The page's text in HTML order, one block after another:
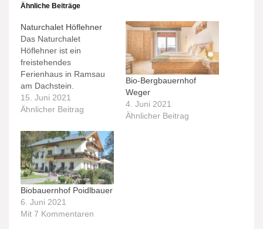
Ähnliche Beiträge
Naturchalet Höflehner
Das Naturchalet
Höflehner ist ein
freistehendes
Ferienhaus in Ramsau
am Dachstein.
15. Juni 2021
Ähnlicher Beitrag
Bio-Bergbauernhof
Weger
4. Juni 2021
Ähnlicher Beitrag
Biobauernhof Poidlbauer
6. Juni 2021
Mit 7 Kommentaren